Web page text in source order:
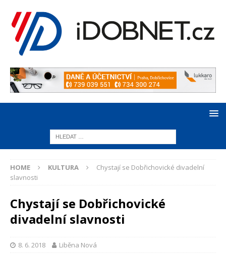
HOME KULTURA
Chystají se Dobřichovické divadelní
slavnosti
Chystají se Dobřichovické
divadelní slavnosti
8. 6. 2018 Liběna Nová